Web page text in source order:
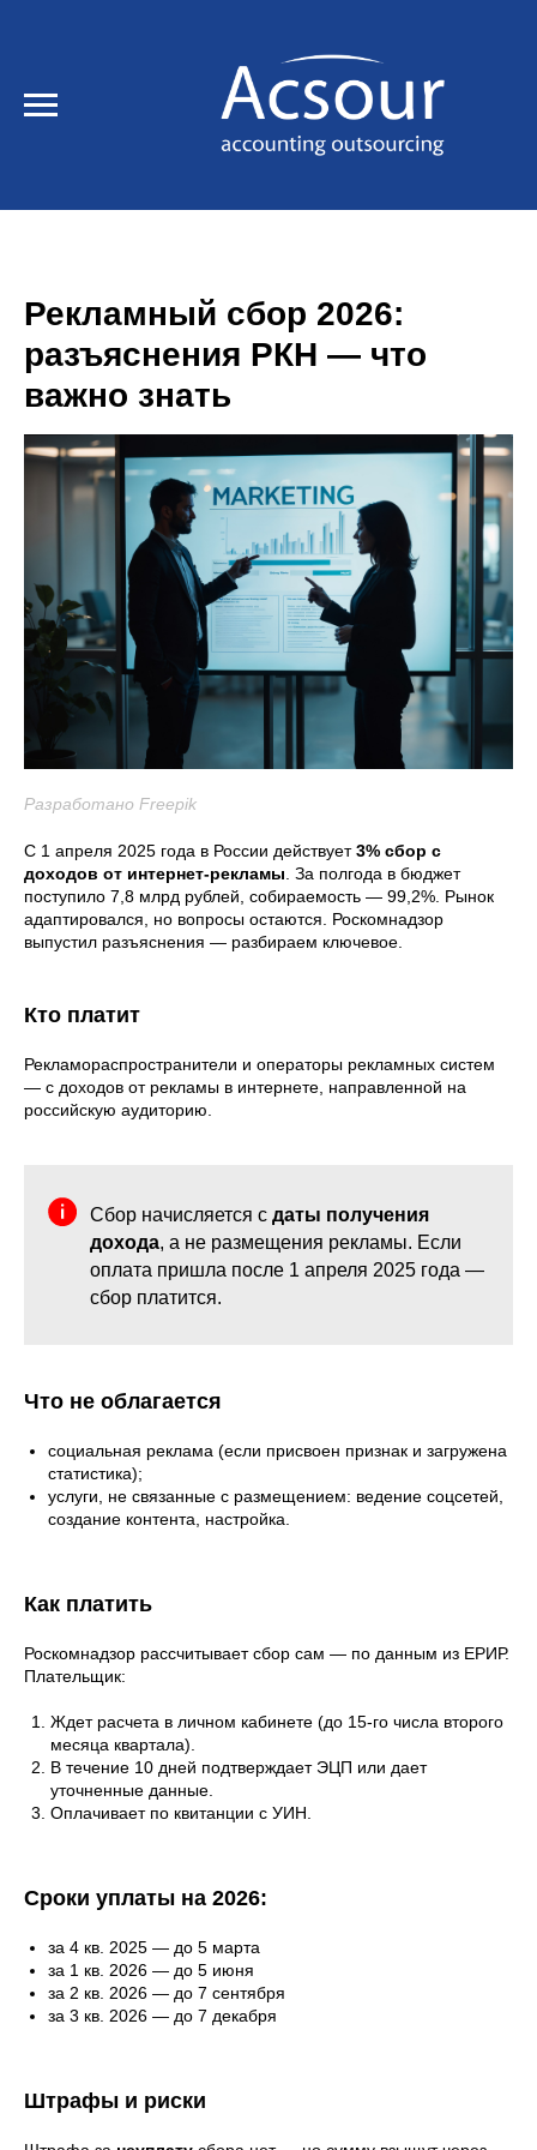
Рекламный сбор 2026:
разъяснения РКН — что
важно знать
Разработано Freepik
С 1 апреля 2025 года в России действует3% сбор с
доходов от интернет-рекламы. За полгода в бюджет
поступило 7,8 млрд рублей, собираемость — 99,2%. Рынок
адаптировался, но вопросы остаются. Роскомнадзор
выпустил разъяснения — разбираем ключевое.
Кто платит
Рекламораспространители и операторы рекламных систем
— с доходов от рекламы в интернете, направленной на
российскую аудиторию.
Сбор начисляется с даты получения
дохода, а не размещения рекламы. Если
оплата пришла после 1 апреля 2025 года —
сбор платится.
Что не облагается
социальная реклама (если присвоен признак и загружена
статистика);
услуги, не связанные с размещением: ведение соцсетей,
создание контента, настройка.
Как платить
Роскомнадзор рассчитывает сбор сам — по данным из ЕРИР.
Плательщик:
Ждет расчета в личном кабинете (до 15-го числа второго
месяца квартала).
В течение 10 дней подтверждает ЭЦП или дает
уточненные данные.
Оплачивает по квитанции с УИН.
Сроки уплаты на 2026:
за 4 кв. 2025 — до 5 марта
за 1 кв. 2026 — до 5 июня
за 2 кв. 2026 — до 7 сентября
за 3 кв. 2026 — до 7 декабря
Штрафы и риски